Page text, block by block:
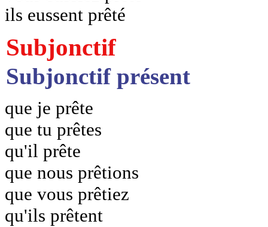
ils eussent prêté
Subjonctif
Subjonctif présent
que je prête
que tu prêtes
qu'il prête
que nous prêtions
que vous prêtiez
qu'ils prêtent